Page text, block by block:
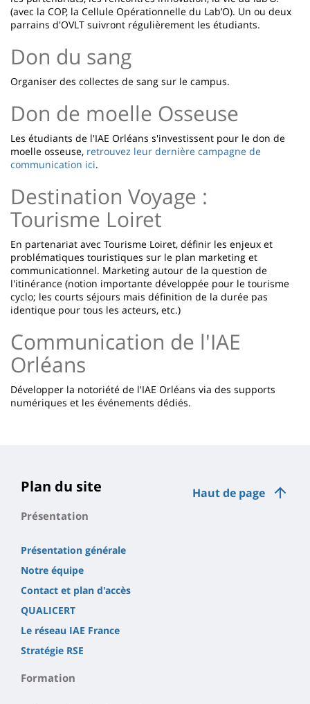
(avec la COP, la Cellule Opérationnelle du Lab’O). Un ou deux
parrains d'OVLT suivront régulièrement les étudiants.
Don du sang
Organiser des collectes de sang sur le campus.
Don de moelle Osseuse
Les étudiants de l'IAE Orléans s'investissent pour le don de
moelle osseuse, retrouvez leur dernière campagne de
communication ici.
Destination Voyage :
Tourisme Loiret
En partenariat avec Tourisme Loiret, définir les enjeux et
problématiques touristiques sur le plan marketing et
communicationnel. Marketing autour de la question de
l'itinérance (notion importante développée pour le tourisme
cyclo; les courts séjours mais définition de la durée pas
identique pour tous les acteurs, etc.)
Communication de l'IAE
Orléans
Développer la notoriété de l'IAE Orléans via des supports
numériques et les événements dédiés.
Haut de page
Plan du site
Présentation
Présentation générale
Notre équipe
Contact et plan d'accès
QUALICERT
Le réseau IAE France
Stratégie RSE
Formation